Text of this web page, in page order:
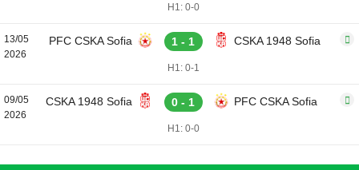
H1: 0-0
13/05
2026
PFC CSKA Sofia 1 - 1 CSKA 1948 Sofia
H1: 0-1
09/05
2026
CSKA 1948 Sofia 0 - 1 PFC CSKA Sofia
H1: 0-0